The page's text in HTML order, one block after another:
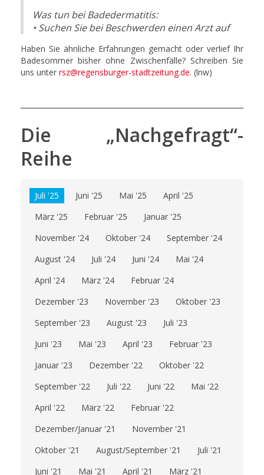
Was tun bei Badedermatitis:
• Suchen Sie bei Beschwerden einen Arzt auf
Haben Sie ähnliche Erfahrungen gemacht oder verlief Ihr
Badesommer bisher ohne Zwischenfälle? Schreiben Sie
uns unter rsz@regensburger-stadtzeitung.de. (lnw)
Die „Nachgefragt“-
Reihe
Juli '25 Juni '25 Mai '25
April '25
März '25
Februar '25
Januar '25
November '24
Oktober '24
September '24
August '24
Juli '24 Juni '24
Mai '24
April '24
März '24
Februar '24
Dezember '23
November '23
Oktober '23
September '23
August '23
Juli '23
Juni '23
Mai '23 April '23
Februar '23
Januar '23
Dezember '22
Oktober '22
September '22
Juli '22 Juni '22
Mai '22
April '22
März '22
Februar '22
Dezember/Januar '21
November '21
Oktober '21
August/September '21
Juli '21
Juni '21
Mai '21 April '21 März '21